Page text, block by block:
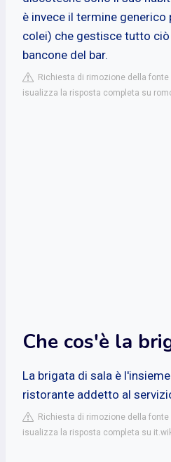
è invece il termine generico
colei) che gestisce tutto
bancone del bar.
Richiesta di rimozione della fonte
isualizza la risposta completa su
Che cos'è la
La brigata di sala è
ristorante addetto al
Richiesta di rimozione della fonte
isualizza la risposta completa su